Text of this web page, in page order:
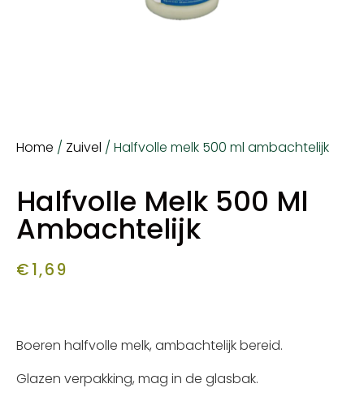
Home / Zuivel / Halfvolle melk 500 ml ambachtelijk
Halfvolle Melk 500 Ml
Ambachtelijk
€1,69
Boeren halfvolle melk, ambachtelijk bereid.
Glazen verpakking, mag in de glasbak.